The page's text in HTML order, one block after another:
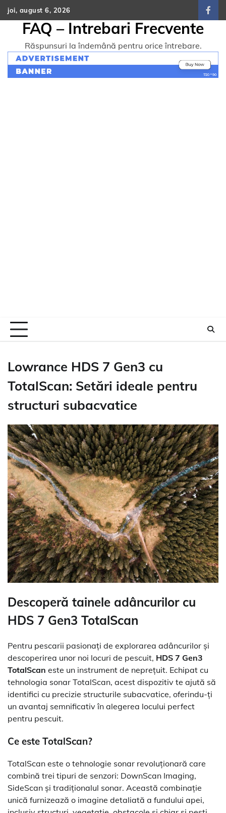
Skip
to
content
joi, august 6, 2026
FAQ – Intrebari Frecvente
Răspunsuri la îndemână pentru orice întrebare.
Lowrance HDS 7 Gen3 cu
TotalScan: Setări ideale pentru
structuri subacvatice
Descoperă tainele adâncurilor cu
HDS 7 Gen3 TotalScan
Pentru pescarii pasionați de explorarea adâncurilor și
descoperirea unor noi locuri de pescuit, HDS 7 Gen3
TotalScan este un instrument de neprețuit. Echipat cu
tehnologia sonar TotalScan, acest dispozitiv te ajută să
identifici cu precizie structurile subacvatice, oferindu-ți
un avantaj semnificativ în alegerea locului perfect
pentru pescuit.
Ce este TotalScan?
TotalScan este o tehnologie sonar revoluționară care
combină trei tipuri de senzori: DownScan Imaging,
SideScan și tradiționalul sonar. Această combinație
unică furnizează o imagine detaliată a fundului apei,